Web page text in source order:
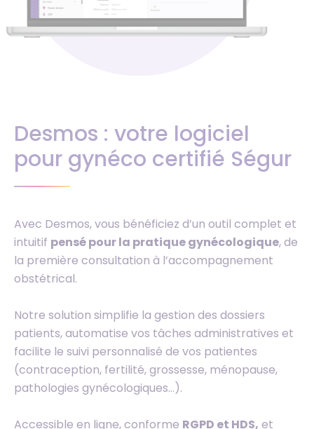
Desmos : votre logiciel
pour gynéco certifié Ségur
Avec Desmos, vous bénéficiez d’un outil complet et
intuitif pensé pour la pratique gynécologique, de
la première consultation à l’accompagnement
obstétrical.
Notre solution simplifie la gestion des dossiers
patients, automatise vos tâches administratives et
facilite le suivi personnalisé de vos patientes
(contraception, fertilité, grossesse, ménopause,
pathologies gynécologiques…).
Accessible en ligne, conforme RGPD et HDS, et